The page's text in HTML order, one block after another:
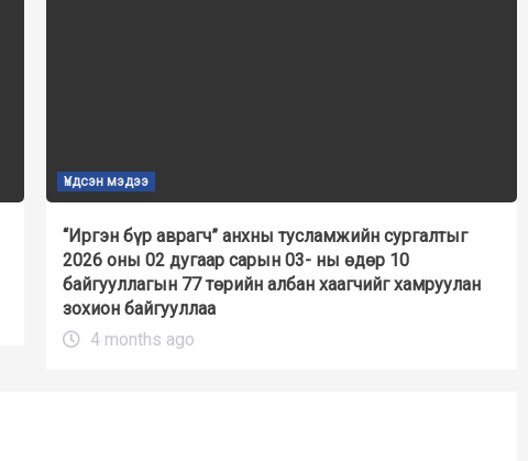
Үндсэн мэдээ
“Иргэн бүр аврагч” анхны тусламжийн сургалтыг
2026 оны 02 дугаар сарын 03- ны өдөр 10
байгууллагын 77 төрийн албан хаагчийг хамруулан
зохион байгууллаа
4 months ago